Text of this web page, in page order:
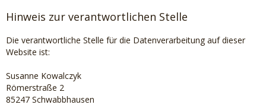
Hinweis zur verantwortlichen Stelle
Die verantwortliche Stelle für die Datenverarbeitung auf dieser
Website ist:
Susanne Kowalczyk
Römerstraße 2
85247 Schwabbhausen